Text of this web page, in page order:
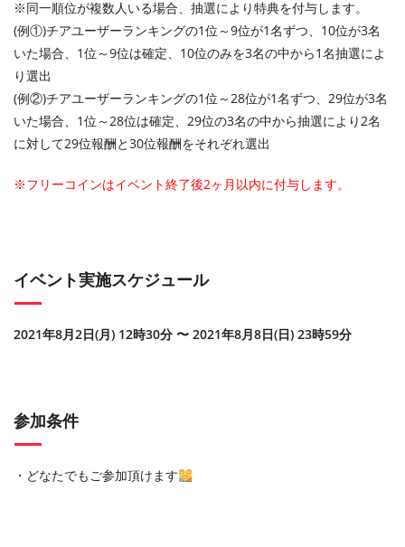
※同一順位が複数人いる場合、抽選により特典を付与します。
(例①)チアユーザーランキングの1位～9位が1名ずつ、10位が3名
いた場合、1位～9位は確定、10位のみを3名の中から1名抽選によ
り選出
(例②)チアユーザーランキングの1位～28位が1名ずつ、29位が3名
いた場合、1位～28位は確定、29位の3名の中から抽選により2名
に対して29位報酬と30位報酬をそれぞれ選出
※フリーコインはイベント終了後2ヶ月以内に付与します。
イベント実施スケジュール
2021年8月2日(月) 12時30分 〜 2021年8月8日(日) 23時59分
参加条件
・どなたでもご参加頂けます